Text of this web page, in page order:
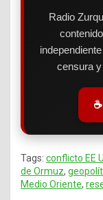
Radio
censura
Tags: conflicto EE
de Ormuz,
Medio Oriente,